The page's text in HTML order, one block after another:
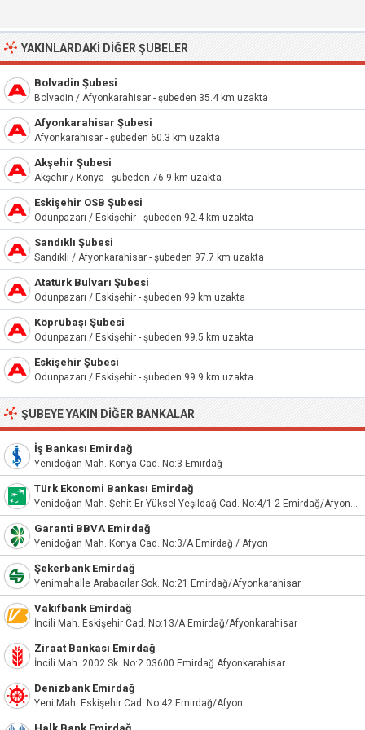
YAKINLARDAKI DIĞER ŞUBELER
Bolvadin Şubesi
Bolvadin / Afyonkarahisar - şubeden 35.4 km uzakta
Afyonkarahisar Şubesi
Afyonkarahisar - şubeden 60.3 km uzakta
Akşehir Şubesi
Akşehir / Konya - şubeden 76.9 km uzakta
Eskişehir OSB Şubesi
Odunpazarı / Eskişehir - şubeden 92.4 km uzakta
Sandıklı Şubesi
Sandıklı / Afyonkarahisar - şubeden 97.7 km uzakta
Atatürk Bulvarı Şubesi
Odunpazarı / Eskişehir - şubeden 99 km uzakta
Köprübaşı Şubesi
Odunpazarı / Eskişehir - şubeden 99.5 km uzakta
Eskişehir Şubesi
Odunpazarı / Eskişehir - şubeden 99.9 km uzakta
ŞUBEYE YAKIN DIĞER BANKALAR
İş Bankası Emirdağ
Yenidoğan Mah. Konya Cad. No:3 Emirdağ
Türk Ekonomi Bankası Emirdağ
Yenidoğan Mah. Şehit Er Yüksel Yeşildağ Cad. No:4/1-2 Emirdağ/Afyonkarahisar
Garanti BBVA Emirdağ
Yenidoğan Mah. Konya Cad. No:3/A Emirdağ / Afyon
Şekerbank Emirdağ
Yenimahalle Arabacılar Sok. No:21 Emirdağ/Afyonkarahisar
Vakıfbank Emirdağ
İncili Mah. Eskişehir Cad. No:13/A Emirdağ/Afyonkarahisar
Ziraat Bankası Emirdağ
İncili Mah. 2002 Sk. No:2 03600 Emirdağ Afyonkarahisar
Denizbank Emirdağ
Yeni Mah. Eskişehir Cad. No:42 Emirdağ/Afyon